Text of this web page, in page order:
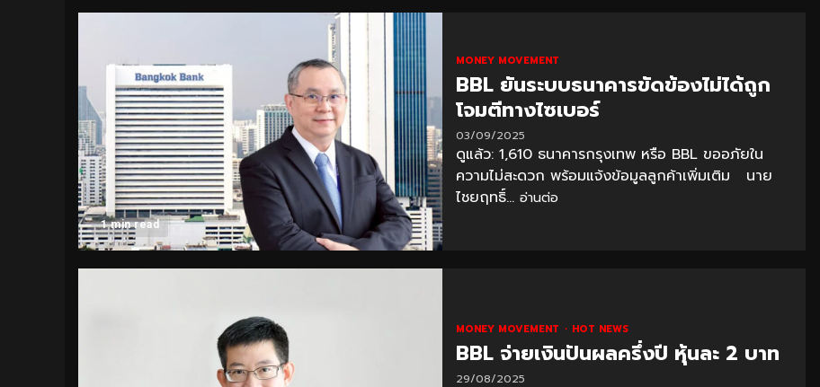
1 min read
MONEY MOVEMENT
BBL ยันระบบธนาคารขัดข้องไม่ได้ถูก
โจมตีทางไซเบอร์
03/09/2025
ดูแล้ว: 1,610 ธนาคารกรุงเทพ หรือ BBL ขออภัยใน
ความไม่สะดวก พร้อมแจ้งข้อมูลลูกค้าเพิ่มเติม นาย
ไชยฤทธิ์... อ่านต่อ
MONEY MOVEMENT HOT NEWS
BBL จ่ายเงินปันผลครึ่งปี หุ้นละ 2 บาท
29/08/2025